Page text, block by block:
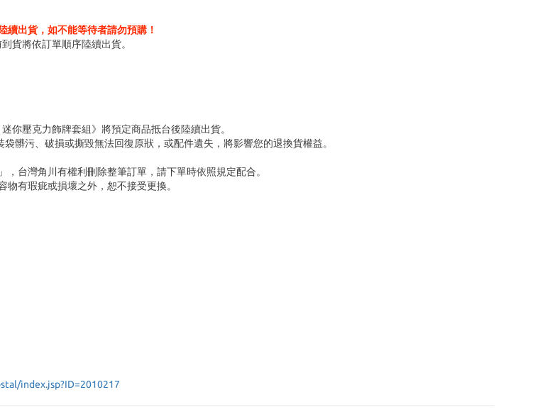
出貨，如不能等待者請勿預購！
貨將依訂單順序陸續出貨。
你壓克力飾牌套組》將預定商品抵台後陸續出貨。
髒污、破損或撕毀無法回復原狀，或配件遺失，將影響您的退換貨權益。
台灣角川有權利刪除整筆訂單，請下單時依照規定配合。
有瑕疵或損壞之外，恕不接受更換。
index.jsp?ID=2010217